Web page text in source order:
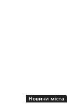
Новини міста